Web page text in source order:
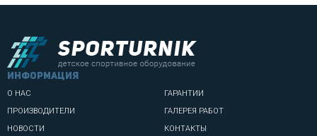
информация
О НАС
ПРОИЗВОДИТЕЛИ
НОВОСТИ
ГАРАНТИИ
ГАЛЕРЕЯ РАБОТ
КОНТАКТЫ